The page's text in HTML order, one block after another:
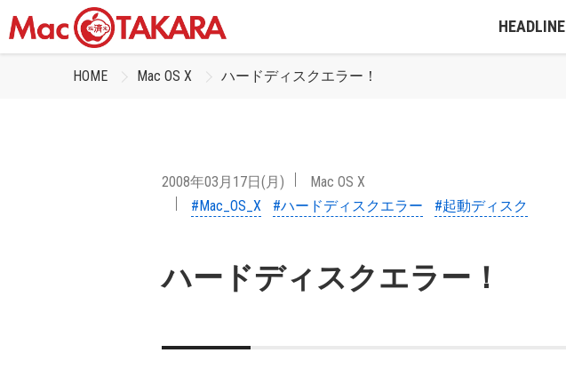
HEADLINE
HOME Mac OS X ハードディスクエラー！
2008年03月17日(月)
Mac OS X
#Mac_OS_X
#ハードディスクエラー #起動ディスク
ハードディスクエラー！